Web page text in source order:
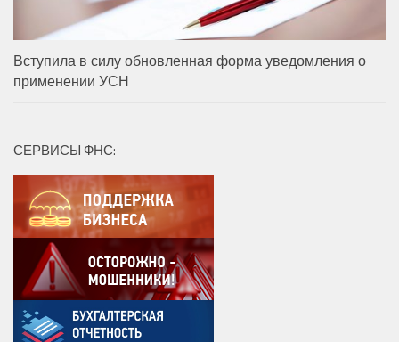
Вступила в силу обновленная форма уведомления о
применении УСН
СЕРВИСЫ ФНС: